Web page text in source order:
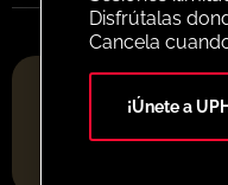
PLATAFORMA DE
Disfrútalas
Cancela
¡Únete a